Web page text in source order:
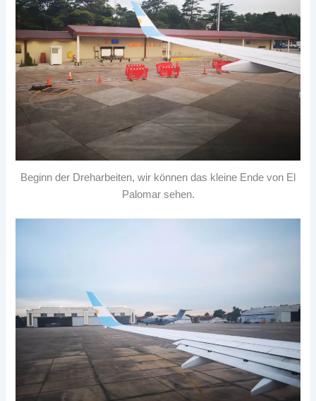
Beginn der Dreharbeiten, wir können das kleine Ende von El
Palomar sehen.